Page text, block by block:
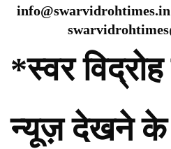
*स्वर
न्यूज़ देखने के